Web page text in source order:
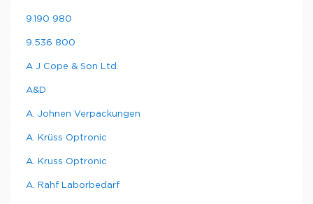
9.190 980
9.536 800
A J Cope & Son Ltd.
A&D
A. Johnen Verpackungen
A. Krüss Optronic
A. Kruss Optronic
A. Rahf Laborbedarf